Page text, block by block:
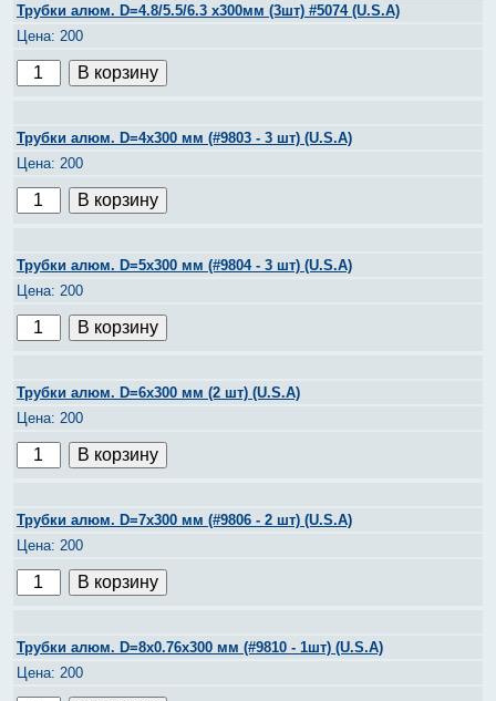
Трубки алюм. D=4.8/5.5/6.3 х300мм (3шт) #5074 (U.S.A)
200
Трубки алюм. D=4х300 мм (#9803 - 3 шт) (U.S.A)
200
Трубки алюм. D=5х300 мм (#9804 - 3 шт) (U.S.A)
200
Трубки алюм. D=6х300 мм (2 шт) (U.S.A)
200
Трубки алюм. D=7х300 мм (#9806 - 2 шт) (U.S.A)
200
Трубки алюм. D=8х0.76х300 мм (#9810 - 1шт) (U.S.A)
200